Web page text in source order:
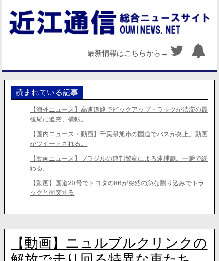
最新情報はこちらから→
読まれている記事
【海外ニュース】高速道路でピックアップトラックが渋滞の最
後尾に追突、横転。
【国内ニュース・動画】千葉県旭市の国道でバスが炎上。動画
がツイートされる。
【動画ニュース】ブラジルの連邦警察による逮捕劇。一瞬で終
わる。
【動画】国道23号でトヨタの86が突然の急な割り込みでトラ
ックと衝突する
【動画】ニュルブルクリンクの